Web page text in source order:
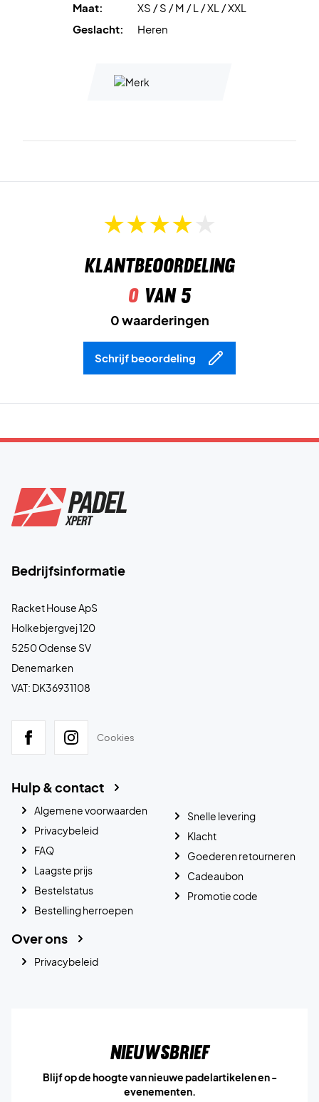
Slanke pasvormgarandeert een gestroomlijnd fit.
Kleur:Blauw.
Maat:
XS / S / M / L / XL / XXL
Geslacht:
Heren
Klantbeoordeling
0van 5
0 waarderingen
Schrijf beoordeling
Bedrijfsinformatie
Racket House ApS
Holkebjergvej 120
5250 Odense SV
Denemarken
VAT: DK36931108
Cookies
Hulp & contact
Algemene voorwaarden
Privacybeleid
FAQ
Laagste prijs
Bestelstatus
Bestelling herroepen
Snelle levering
Klacht
Goederen retourneren
Cadeaubon
Promotie code
Over ons
Privacybeleid
Nieuwsbrief
Blijf op de hoogte van nieuwe padelartikelen en -
evenementen.